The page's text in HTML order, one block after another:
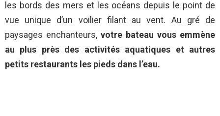
les bords des mers et les océans depuis le point de
vue unique d’un voilier filant au vent. Au gré de
paysages enchanteurs, votre bateau vous emmène
au plus près des activités aquatiques et autres
petits restaurants les pieds dans l’eau.